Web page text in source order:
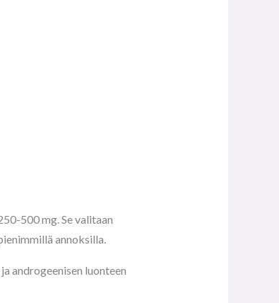
500 mg. Se valitaan
annoksilla.
androgeenisen luonteen